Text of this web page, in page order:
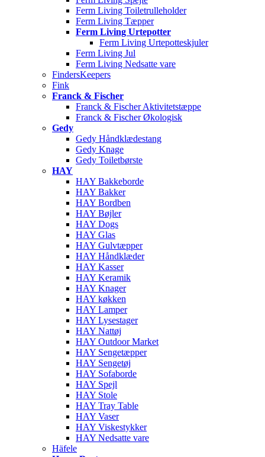
Ferm Living Toiletrulleholder
Ferm Living Tæpper
Ferm Living Urtepotter
Ferm Living Urtepotteskjuler
Ferm Living Jul
Ferm Living Nedsatte vare
FindersKeepers
Fink
Franck & Fischer
Franck & Fischer Aktivitetstæppe
Franck & Fischer Økologisk
Gedy
Gedy Håndklædestang
Gedy Knage
Gedy Toiletbørste
HAY
HAY Bakkeborde
HAY Bakker
HAY Bordben
HAY Bøjler
HAY Dogs
HAY Glas
HAY Gulvtæpper
HAY Håndklæder
HAY Kasser
HAY Keramik
HAY Knager
HAY køkken
HAY Lamper
HAY Lysestager
HAY Nattøj
HAY Outdoor Market
HAY Sengetæpper
HAY Sengetøj
HAY Sofaborde
HAY Spejl
HAY Stole
HAY Tray Table
HAY Vaser
HAY Viskestykker
HAY Nedsatte vare
Häfele